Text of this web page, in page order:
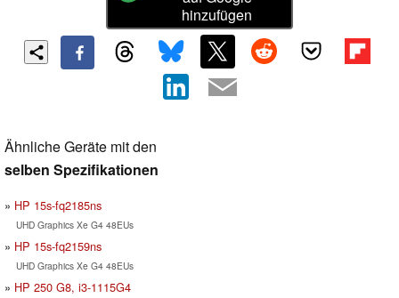
hinzufügen
Ähnliche Geräte mit den
selben Spezifikationen
HP 15s-fq2185ns
UHD Graphics Xe G4 48EUs
HP 15s-fq2159ns
UHD Graphics Xe G4 48EUs
HP 250 G8, i3-1115G4